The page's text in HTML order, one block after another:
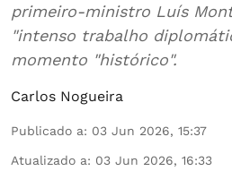
primeiro-ministro Luís
"intenso trabalho
momento "histórico".
Carlos Nogueira
Publicado a: 03 Jun 2026, 15:37
Atualizado a: 03 Jun 2026, 16:33